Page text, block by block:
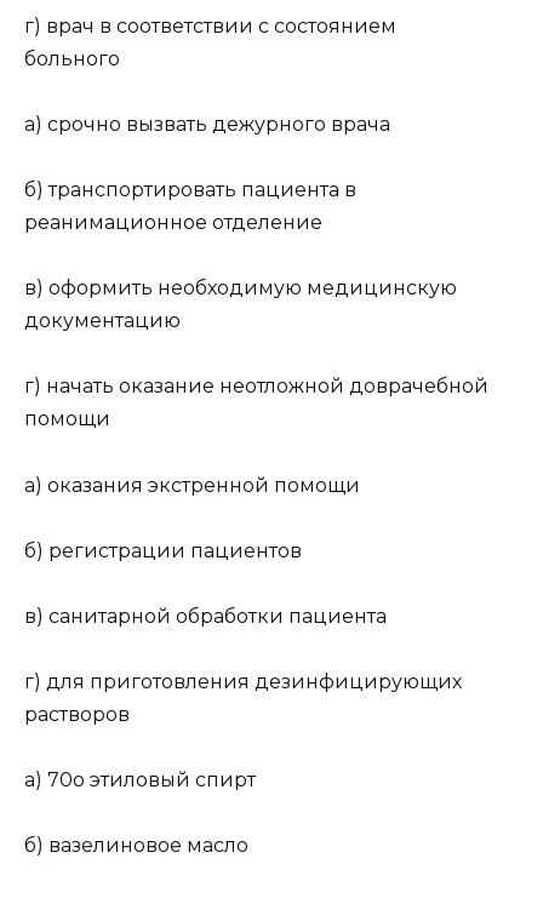
г) врач в соответствии с состоянием
больного
а) срочно вызвать дежурного врача
б) транспортировать пациента в
реанимационное отделение
в) оформить необходимую медицинскую
документацию
г) начать оказание неотложной доврачебной
помощи
а) оказания экстренной помощи
б) регистрации пациентов
в) санитарной обработки пациента
г) для приготовления дезинфицирующих
растворов
а) 70о этиловый спирт
б) вазелиновое масло